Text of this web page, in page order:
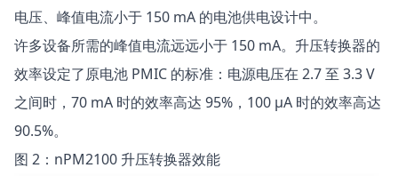
电压、峰值电流小于 150 mA 的电池供电设计中。
许多设备所需的峰值电流远远小于 150 mA。升压转换器的
效率设定了原电池 PMIC 的标准：电源电压在 2.7 至 3.3 V
之间时，70 mA 时的效率高达 95%，100 µA 时的效率高达
90.5%。
图 2：nPM2100 升压转换器效能